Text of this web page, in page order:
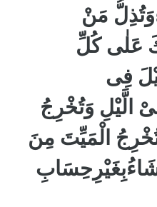
مَنْ
عَلٰى كُلِّ
فِى
الَّيْلِ وَتُخْرِجُ
الْمَيِّتَ مِنَ